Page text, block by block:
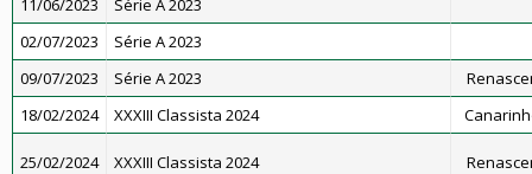
11/06/2023
Série A 2023
02/07/2023
Série A 2023
09/07/2023
Série A 2023
18/02/2024
XXXIII Classista 2024
25/02/2024 XXXIII Classista 2024